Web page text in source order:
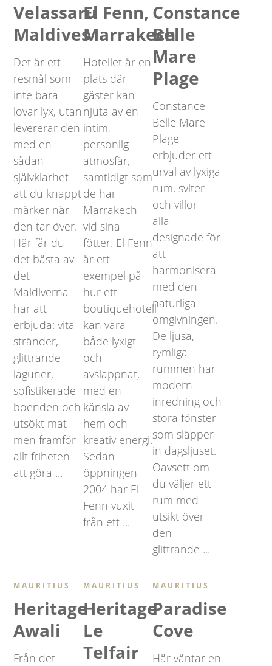
Velassaru
Maldives
Det är ett
resmål som
inte bara
lovar lyx, utan
levererar den
med en
sådan
självklarhet
att du knappt
märker när
den tar över.
Här får du
det bästa av
det
Maldiverna
har att
erbjuda: vita
stränder,
glittrande
laguner,
sofistikerade
boenden och
utsökt mat –
men framför
allt friheten
att göra ...
El Fenn,
Marrakech
Hotellet är en
plats där
gäster kan
njuta av en
intim,
personlig
atmosfär,
samtidigt som
de har
Marrakech
vid sina
fötter. El Fenn
är ett
exempel på
hur ett
boutiquehotell
kan vara
både lyxigt
och
avslappnat,
med en
känsla av
hem och
kreativ energi.
Sedan
öppningen
2004 har El
Fenn vuxit
från ett ...
Constance
Belle
Mare
Plage
Constance
Belle Mare
Plage
erbjuder ett
urval av lyxiga
rum, sviter
och villor –
alla
designade för
att
harmonisera
med den
naturliga
omgivningen.
De ljusa,
rymliga
rummen har
modern
inredning och
stora fönster
som släpper
in dagsljuset.
Oavsett om
du väljer ett
rum med
utsikt över
den
glittrande ...
MAURITIUS
Heritage
Awali
Från det
MAURITIUS
Heritage
Le
Telfair
MAURITIUS
Paradise
Cove
Här väntar en